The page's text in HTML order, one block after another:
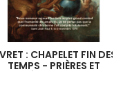
: CHAPELET FIN DES
TEMPS - PRIÈRES ET